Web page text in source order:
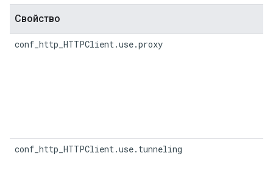
Свойство
conf_http_HTTPClient.use.proxy
conf_http_HTTPClient.use.tunneling